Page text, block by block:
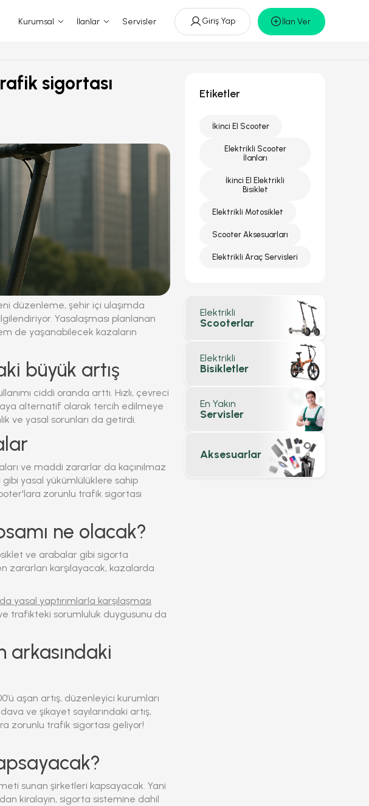
Kurumsal İlanlar Servisler Giriş Yap İlan Ver
sigortası
düzenleme, şehir içi ulaşımda
Yasalaşması planlanan
de yaşanabilecek kazaların
büyük artış
ciddi oranda arttı. Hızlı, çevreci
alternatif olarak tercih edilmeye
ve yasal sorunları da getirdi.
ve maddi zararlar da kaçınılmaz
gibi yasal yükümlülüklere sahip
zorunlu trafik sigortası
ne olacak?
ve arabalar gibi sigorta
zararları karşılayacak, kazalarda
yasal yaptırımlarla karşılaşması
trafikteki sorumluluk duygusunu da
arkasındaki
aşan artış, düzenleyici kurumları
ve şikayet sayılarındaki artış,
zorunlu trafik sigortası geliyor!
sunan şirketleri kapsayacak. Yani
kiralayın, sigorta sistemine dahil
Etiketler
İkinci El Scooter
Elektrikli Scooter
İlanları
İkinci El Elektrikli
Bisiklet
Elektrikli Motosiklet
Scooter Aksesuarları
Elektrikli Araç Servisleri
Elektrikli
Scooterlar
Elektrikli
Bisikletler
En Yakın
Servisler
Aksesuarlar